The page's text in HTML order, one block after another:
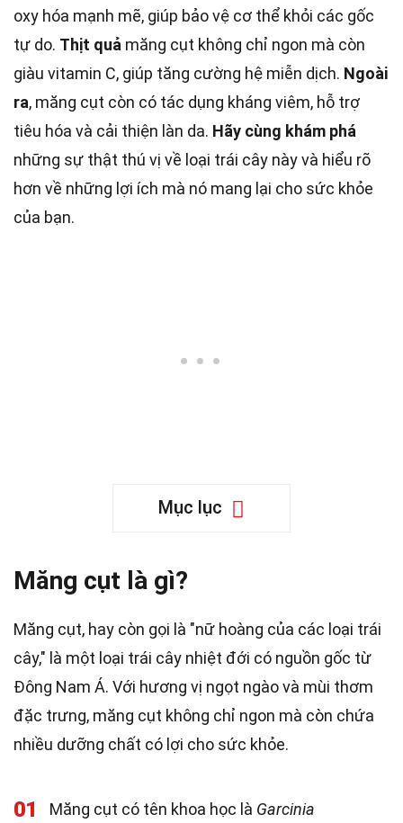
oxy hóa mạnh mẽ, giúp bảo vệ cơ thể khỏi các gốc
tự do. Thịt quả măng cụt không chỉ ngon mà còn
giàu vitamin C, giúp tăng cường hệ miễn dịch. Ngoài
ra, măng cụt còn có tác dụng kháng viêm, hỗ trợ
tiêu hóa và cải thiện làn da. Hãy cùng khám phá
những sự thật thú vị về loại trái cây này và hiểu rõ
hơn về những lợi ích mà nó mang lại cho sức khỏe
của bạn.
Mục lục
Măng cụt là gì?
Măng cụt, hay còn gọi là "nữ hoàng của các loại trái
cây," là một loại trái cây nhiệt đới có nguồn gốc từ
Đông Nam Á. Với hương vị ngọt ngào và mùi thơm
đặc trưng, măng cụt không chỉ ngon mà còn chứa
nhiều dưỡng chất có lợi cho sức khỏe.
01 Măng cụt có tên khoa học là Garcinia